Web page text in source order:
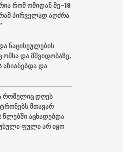
რომ ომიდან მე-18
პირველად აღძრა
ნაცისეულების
ომსა და მშვიდობაზე,
და
რომელიც დღეს
მთავარ
აცხადებდა
ფული არ იყო